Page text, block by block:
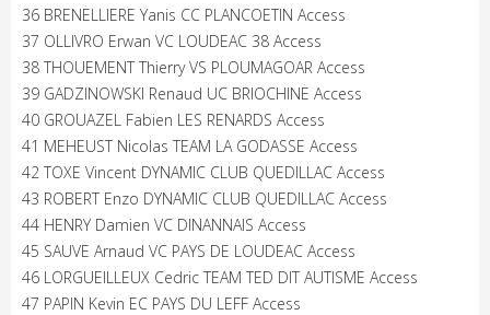
36 BRENELLIERE Yanis CC PLANCOETIN Access
37 OLLIVRO Erwan VC LOUDEAC 38 Access
38 THOUEMENT Thierry VS PLOUMAGOAR Access
39 GADZINOWSKI Renaud UC BRIOCHINE Access
40 GROUAZEL Fabien LES RENARDS Access
41 MEHEUST Nicolas TEAM LA GODASSE Access
42 TOXE Vincent DYNAMIC CLUB QUEDILLAC Access
43 ROBERT Enzo DYNAMIC CLUB QUEDILLAC Access
44 HENRY Damien VC DINANNAIS Access
45 SAUVE Arnaud VC PAYS DE LOUDEAC Access
46 LORGUEILLEUX Cedric TEAM TED DIT AUTISME Access
47 PAPIN Kevin EC PAYS DU LEFF Access